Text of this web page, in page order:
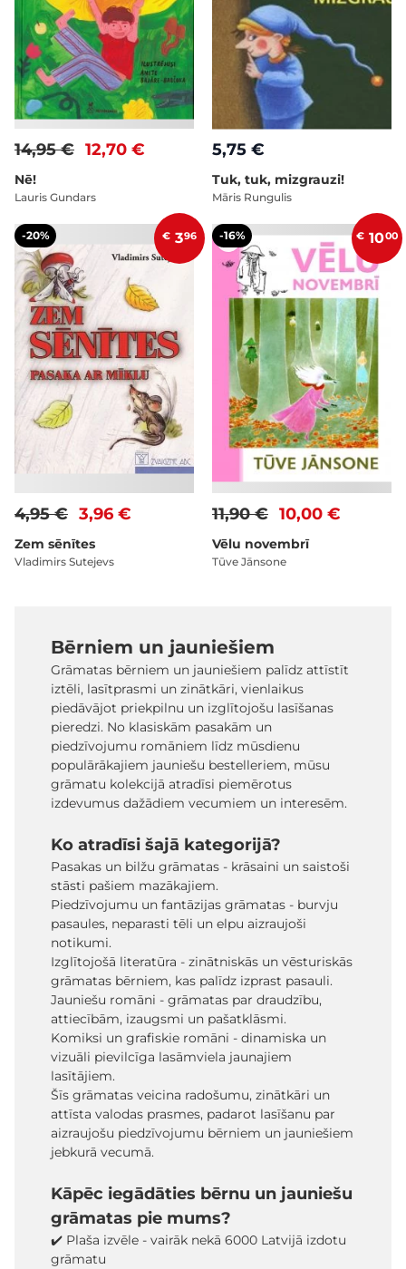
12,70 €
14,95 €
Nē!
Lauris Gundars
5,75 €
Tuk, tuk, mizgrauzi!
Māris Rungulis
-20% € 396
3,96 €
4,95 €
Zem sēnītes
Vladimirs Sutejevs
-16% € 1000
10,00 €
11,90 €
Vēlu novembrī
Tūve Jānsone
Bērniem un jauniešiem
Grāmatas bērniem un jauniešiem palīdz attīstīt
iztēli, lasītprasmi un zinātkāri, vienlaikus
piedāvājot priekpilnu un izglītojošu lasīšanas
pieredzi. No klasiskām pasakām un
piedzīvojumu romāniem līdz mūsdienu
populārākajiem jauniešu bestelleriem, mūsu
grāmatu kolekcijā atradīsi piemērotus
izdevumus dažādiem vecumiem un interesēm.
Ko atradīsi šajā kategorijā?
Pasakas un bilžu grāmatas - krāsaini un saistoši
stāsti pašiem mazākajiem.
Piedzīvojumu un fantāzijas grāmatas - burvju
pasaules, neparasti tēli un elpu aizraujoši
notikumi.
Izglītojošā literatūra - zinātniskās un vēsturiskās
grāmatas bērniem, kas palīdz izprast pasauli.
Jauniešu romāni - grāmatas par draudzību,
attiecībām, izaugsmi un pašatklāsmi.
Komiksi un grafiskie romāni - dinamiska un
vizuāli pievilcīga lasāmviela jaunajiem
lasītājiem.
Šīs grāmatas veicina radošumu, zinātkāri un
attīsta valodas prasmes, padarot lasīšanu par
aizraujošu piedzīvojumu bērniem un jauniešiem
jebkurā vecumā.
Kāpēc iegādāties bērnu un jauniešu
grāmatas pie mums?
✔️ Plaša izvēle - vairāk nekā 6000 Latvijā izdotu
grāmatu